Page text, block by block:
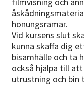
filmvisning och
honungsramar.
Vid kursens slut
kunna skaffa dig
bisamhälle och ta
också hjälpa till
utrustning och bin